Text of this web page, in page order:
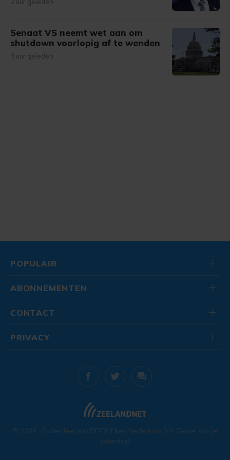
Senaat VS neemt wet aan om
shutdown voorlopig af te wenden
3 uur geleden
POPULAIR
ABONNEMENTEN
CONTACT
© 2026 . Onderdeel van DELTA Fiber Nederland B.V. Geniet van je
zaterdag!
PRIVACY